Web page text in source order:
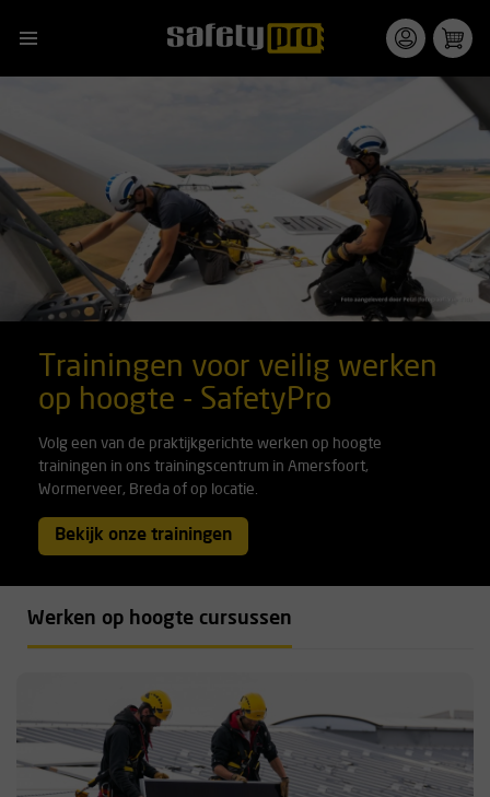
Trainingen voor veilig werken
op hoogte - SafetyPro
Volg een van de praktijkgerichte werken op hoogte
trainingen in ons trainingscentrum in Amersfoort,
Wormerveer, Breda of op locatie.
Bekijk onze trainingen
Werken op hoogte cursussen